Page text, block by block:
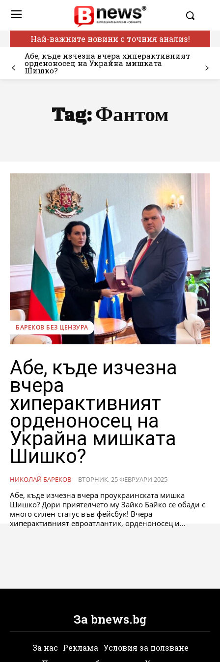
Най-важните новини с точния анализ!
Абе, къде изчезна вчера хиперактивният
орденоносец на Украйна мишката
Шишко?
Tag:Фантом
БАРЕКОВ БЕЗ ЦЕНЗУРА
Абе, къде изчезна
вчера
хиперактивният
орденоносец на
Украйна мишката
Шишко?
НИКОЛАЙ БАРЕКОВ - ВТОРНИК, 25 ФЕВРУАРИ 2025
Абе, къде изчезна вчера проукраинската мишка
Шишко? Дори приятелчето му Зайко Байко се обади с
много силен статус във фейсбук! Вчера
хиперактивният евроатлантик, орденоносец и...
За bnews.bg
За нас Реклама Условия за ползване